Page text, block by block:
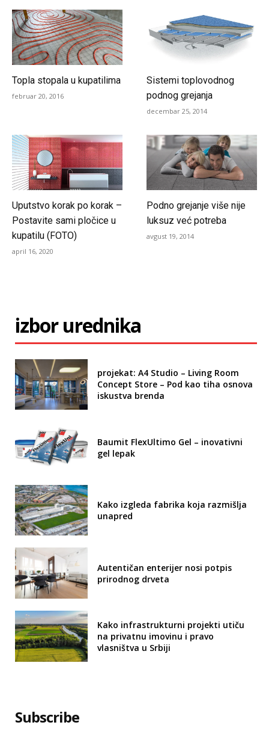
Topla stopala u kupatilima
februar 20, 2016
Sistemi toplovodnog
podnog grejanja
decembar 25, 2014
Uputstvo korak po korak –
Postavite sami pločice u
kupatilu (FOTO)
april 16, 2020
Podno grejanje više nije
luksuz već potreba
avgust 19, 2014
izbor urednika
projekat: A4 Studio – Living Room
Concept Store – Pod kao tiha osnova
iskustva brenda
Baumit FlexUltimo Gel – inovativni
gel lepak
Kako izgleda fabrika koja razmišlja
unapred
Autentičan enterijer nosi potpis
prirodnog drveta
Kako infrastrukturni projekti utiču
na privatnu imovinu i pravo
vlasništva u Srbiji
Subscribe